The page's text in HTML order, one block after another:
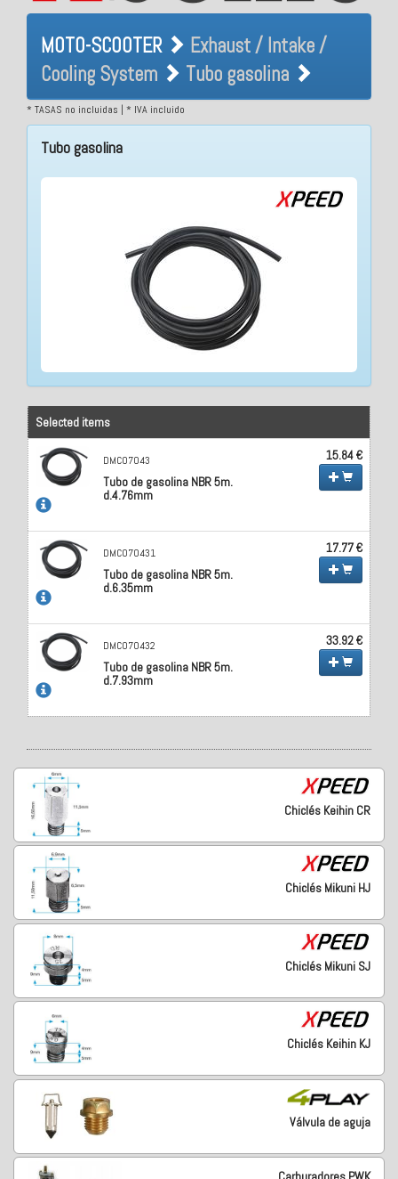
MOTO-SCOOTER Exhaust /
Intake / Cooling System
Tubo gasolina
MOTO-SCOOTER
Exhaust / Intake /
Cooling System
Tubo gasolina
* TASAS no incluidas | * IVA incluido
Tubo gasolina
Selected items
DMC07043
Tubo de gasolina NBR 5m.
d.4.76mm
15.84 €
DMC070431
Tubo de gasolina NBR 5m.
d.6.35mm
17.77 €
DMC070432
Tubo de gasolina NBR 5m.
d.7.93mm
33.92 €
Chiclés Keihin CR
Chiclés Mikuni HJ
Chiclés Mikuni SJ
Chiclés Keihin KJ
Válvula de aguja